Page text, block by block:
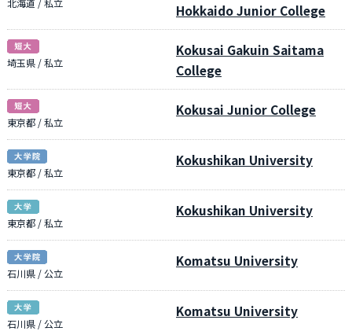
北海道 / 私立 Hokkaido Junior College
埼玉県 / 私立
Kokusai Gakuin Saitama
College
東京都 / 私立
Kokusai Junior College
東京都 / 私立
Kokushikan University
東京都 / 私立
Kokushikan University
石川県 / 公立
Komatsu University
石川県 / 公立
Komatsu University